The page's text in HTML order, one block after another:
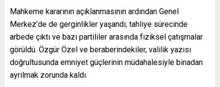
Mahkeme kararının açıklanmasının ardından Genel
Merkez’de de gerginlikler yaşandı; tahliye sürecinde
arbede çıktı ve bazı partililer arasında fiziksel çatışmalar
görüldü. Özgür Özel ve beraberindekiler, valilik yazısı
doğrultusunda emniyet güçlerinin müdahalesiyle binadan
ayrılmak zorunda kaldı.